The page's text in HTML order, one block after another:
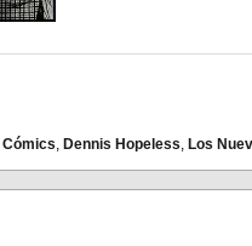
Cómics, Dennis Hopeless, Los